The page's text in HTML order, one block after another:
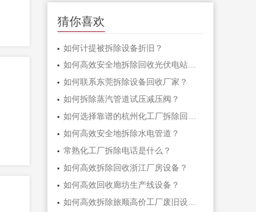
猜你喜欢
如何计提被拆除设备折旧？
如何高效安全地拆除回收光伏电站设备？
如何联系东莞拆除设备回收厂家？
如何拆除蒸汽管道试压减压阀？
如何选择靠谱的杭州化工厂拆除回收厂家？
如何高效安全地拆除水电管道？
常熟化工厂拆除电话是什么？
如何高效拆除回收浙江厂房设备？
如何高效回收廊坊生产线设备？